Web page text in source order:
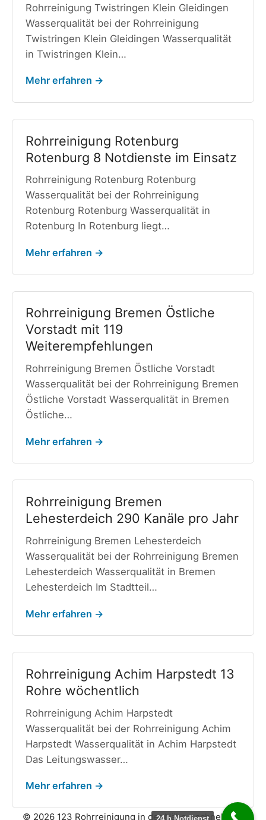
Rohrreinigung Twistringen Klein Gleidingen
Wasserqualität bei der Rohrreinigung
Twistringen Klein Gleidingen Wasserqualität
in Twistringen Klein…
Mehr erfahren →
Rohrreinigung Rotenburg
Rotenburg 8 Notdienste im Einsatz
Rohrreinigung Rotenburg Rotenburg
Wasserqualität bei der Rohrreinigung
Rotenburg Rotenburg Wasserqualität in
Rotenburg In Rotenburg liegt…
Mehr erfahren →
Rohrreinigung Bremen Östliche
Vorstadt mit 119
Weiterempfehlungen
Rohrreinigung Bremen Östliche Vorstadt
Wasserqualität bei der Rohrreinigung Bremen
Östliche Vorstadt Wasserqualität in Bremen
Östliche…
Mehr erfahren →
Rohrreinigung Bremen
Lehesterdeich 290 Kanäle pro Jahr
Rohrreinigung Bremen Lehesterdeich
Wasserqualität bei der Rohrreinigung Bremen
Lehesterdeich Wasserqualität in Bremen
Lehesterdeich Im Stadtteil…
Mehr erfahren →
Rohrreinigung Achim Harpstedt 13
Rohre wöchentlich
Rohrreinigung Achim Harpstedt
Wasserqualität bei der Rohrreinigung Achim
Harpstedt Wasserqualität in Achim Harpstedt
Das Leitungswasser…
Mehr erfahren →
© 2026 123 Rohrreinigung in der Nähe - schnell und